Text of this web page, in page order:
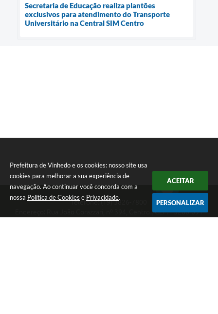
Prefeitura de Vinhedo e os cookies: nosso site usa
cookies para melhorar a sua experiência de
navegação. Ao continuar você concorda com a
nossa Política de Cookies e Privacidade.
ACEITAR
PERSONALIZAR
Secretaria de Educação realiza plantões
exclusivos para atendimento do Transporte
Universitário na Central SIM Centro
Telefone: (19) 3826-7800
Endereço: Rua João Corazzari, nº 394, Centro | CEP: 13280-091